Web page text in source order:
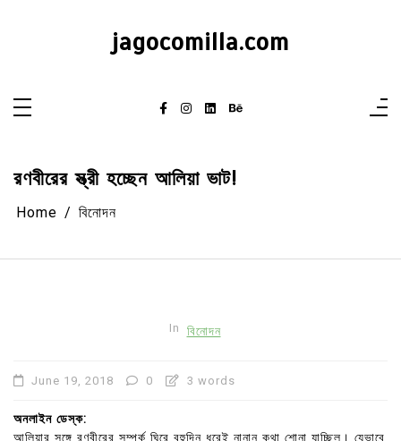
jagocomilla.com
রণবীরের স্ত্রী হচ্ছেন আলিয়া ভাট!
Home বিনোদন
In বিনোদন
June 19, 2018 0 3 words
অনলাইন ডেস্ক:
আলিয়ার সঙ্গে রণবীরের সম্পর্ক ঘিরে বহুদিন ধরেই নানান কথা শোনা যাচ্ছিল। যেভাবে